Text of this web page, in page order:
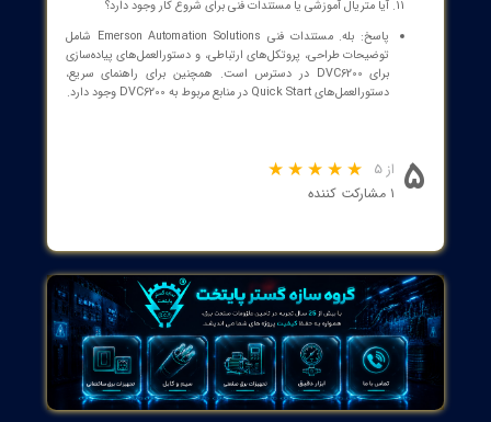
هدف اصلی از وجود بازخورد سفر چیست؟
پاسخ: بازخورد موقعیت با استفاده از سنسور موقعیت ، موقعیت دقیق
دریچه را اندازه‌گیری می‌کند تا کنترل دقیق خروجی فشار به عملگر
کالیبراسیون DVC6200 چگونه انجام می‌شود و اصول ایمنی آن چیست؟
دکمه را 3 تا 10 ثانیه فشار دهید تا عملیات کالیبراسیون انجام
شود.
برای خروج اضطراری یا لغو، دوباره دکمه را فشار دهید به مدت
1 ثانیه.
در حالت محافظت Write Protection، دکمه فعال نخواهد بود.
نکته ایمنی: حتما در شرایط ایمن کار کنید و از فشار بیش از حد
یا آزمایش‌هایی که ممکن است منجر به آسیب به سیلندر یا
سیستم شود پرهیز کنید.